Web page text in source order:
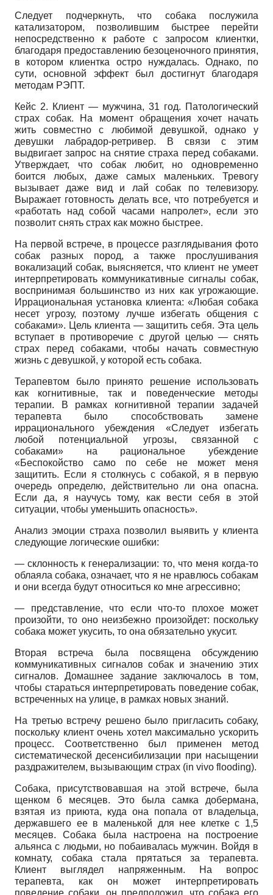
Следует подчеркнуть, что собака послужила
катализатором, позволившим быстрее перейти
непосредственно к работе с запросом клиентки,
благодаря предоставлению безоценочного принятия,
в котором клиентка остро нуждалась. Однако, по
сути, основной эффект был достигнут благодаря
методам РЭПТ.
Кейс 2. Клиент — мужчина, 31 год. Патологический
страх собак. На момент обращения хочет начать
жить совместно с любимой девушкой, однако у
девушки лабрадор-ретривер. В связи с этим
выдвигает запрос на снятие страха перед собаками.
Утверждает, что собак любит, но одновременно
боится любых, даже самых маленьких. Тревогу
вызывает даже вид и лай собак по телевизору.
Выражает готовность делать все, что потребуется и
«работать над собой часами напролет», если это
позволит снять страх как можно быстрее.
На первой встрече, в процессе разглядывания фото
собак разных пород, а также прослушивания
вокализаций собак, выясняется, что клиент не умеет
интерпретировать коммуникативные сигналы собак,
воспринимая большинство из них как угрожающие.
Иррациональная установка клиента: «Любая собака
несет угрозу, поэтому лучше избегать общения с
собаками». Цель клиента — защитить себя. Эта цель
вступает в противоречие с другой целью — снять
страх перед собаками, чтобы начать совместную
жизнь с девушкой, у которой есть собака.
Терапевтом было принято решение использовать
как когнитивные, так и поведенческие методы
терапии. В рамках когнитивной терапии задачей
терапевта было способствовать замене
иррационального убеждения «Следует избегать
любой потенциальной угрозы, связанной с
собаками» на рациональное убеждение
«Беспокойство само по себе не может меня
защитить. Если я столкнусь с собакой, я в первую
очередь определю, действительно ли она опасна.
Если да, я научусь тому, как вести себя в этой
ситуации, чтобы уменьшить опасность».
Анализ эмоции страха позволил выявить у клиента
следующие логические ошибки:
— склонность к генерализации: то, что меня когда-то
облаяла собака, означает, что я не нравлюсь собакам
и они всегда будут относиться ко мне агрессивно;
— представление, что если что-то плохое может
произойти, то оно неизбежно произойдет: поскольку
собака может укусить, то она обязательно укусит.
Вторая встреча была посвящена обсуждению
коммуникативных сигналов собак и значению этих
сигналов. Домашнее задание заключалось в том,
чтобы стараться интерпретировать поведение собак,
встреченных на улице, в рамках новых знаний.
На третью встречу решено было пригласить собаку,
поскольку клиент очень хотел максимально ускорить
процесс. Соответственно был применен метод
систематической десенсибилизации при насыщении
раздражителем, вызывающим страх (in vivo flooding).
Собака, присутствовавшая на этой встрече, была
щенком 6 месяцев. Это была самка добермана,
взятая из приюта, куда она попала от владельца,
державшего ее в маленькой для нее клетке с 1,5
месяцев. Собака была настроена на построение
альянса с людьми, но побаивалась мужчин. Войдя в
комнату, собака стала прятаться за терапевта.
Клиент выглядел напряженным. На вопрос
терапевта, как он может интерпретировать
поведение собаки, он предположил, что собака его